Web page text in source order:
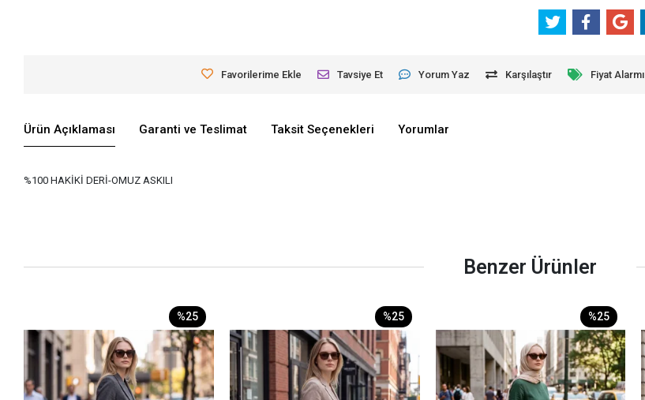
Favorilerime Ekle Tavsiye Et Yorum Yaz Karşılaştır Fiyat Alarmı
Ürün Açıklaması Garanti ve Teslimat Taksit Seçenekleri Yorumlar
%100 HAKİKİ DERİ-OMUZ ASKILI
Benzer Ürünler
%25 %25 %25